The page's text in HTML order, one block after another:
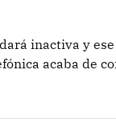
inactiva y
acaba de